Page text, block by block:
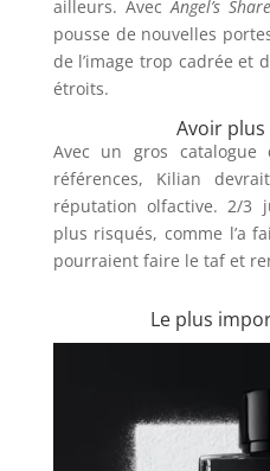
ailleurs. AvecAngel’s Share
pousse de nouvelles
de l’image trop cadrée et
étroits.
Avoir plus
Avec un gros catalogue
références, Kilian
réputation olfactive. 2/3
plus risqués, comme l’a
pourraient faire le taf et
Le plus